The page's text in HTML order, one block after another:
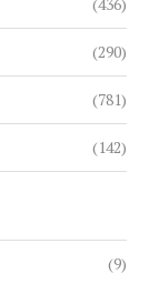
(290)
(781)
(142)
(9)